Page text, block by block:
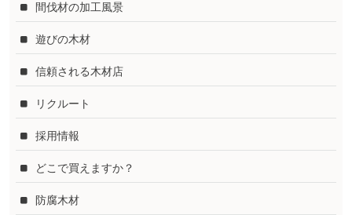
間伐材の加工風景
遊びの木材
信頼される木材店
リクルート
採用情報
どこで買えますか？
防腐木材